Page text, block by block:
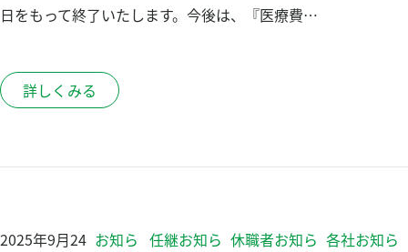
日をもって終了いたします。今後は、『医療費…
詳しくみる
2025年9月24 お知ら 任継お知ら 休職者お知ら 各社お知ら